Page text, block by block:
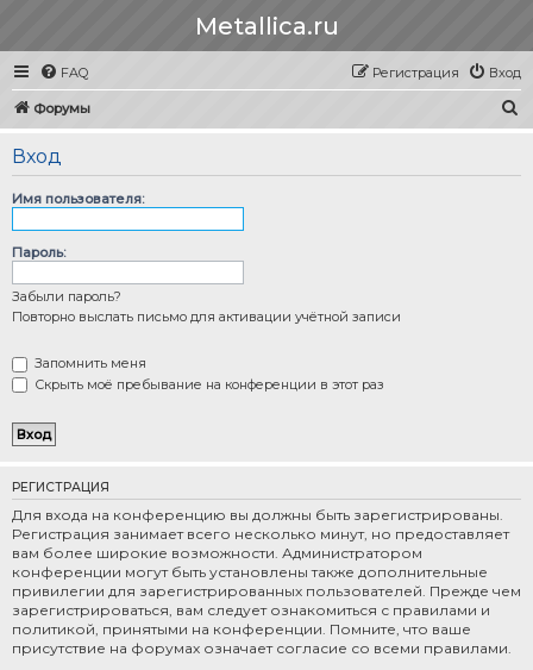
Metallica.ru
FAQ Вход
Регистрация
Форумы
Вход
Имя пользователя:
Пароль:
Забыли пароль?
Повторно выслать письмо для активации учётной записи
Запомнить меня
Скрыть моё пребывание на конференции в этот раз
РЕГИСТРАЦИЯ
Для входа на конференцию вы должны быть зарегистрированы.
Регистрация занимает всего несколько минут, но предоставляет
вам более широкие возможности. Администратором
конференции могут быть установлены также дополнительные
привилегии для зарегистрированных пользователей. Прежде чем
зарегистрироваться, вам следует ознакомиться с правилами и
политикой, принятыми на конференции. Помните, что ваше
присутствие на форумах означает согласие со всеми правилами.